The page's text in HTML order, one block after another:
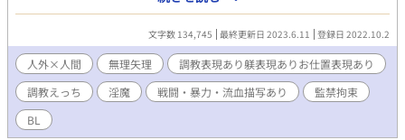
フェルを証人として、淫魔王アルカシスと秋山彰が伴侶(パートナ
ー)となって半年後。 闘神となったアルカシスは闘神の神力を未
だにコントロール出来ずにいた。彰自身もルシフェルに課された
『アルカシスに愛を教えろ』という課題に悩み続けていた。ある
日アルカシスは『大神との再戦を開始する』という通達をルシフ
ェルから言い渡される。しかし彼は承諾出来ず、自ら最下層コキ
ュートスへ赴きルシフェルに真意を確かめる。するとルシフェル
はその理由を語り出し・・・。 アルカシスは彼の命により人間
文字数 134,745 最終更新日 2023.6.11 登録日 2022.10.2
人外×人間 無理矢理
調教表現あり躾表現ありお仕置表現あり
調教えっち
淫魔 戦闘・暴力・流血描写あり
監禁拘束
BL